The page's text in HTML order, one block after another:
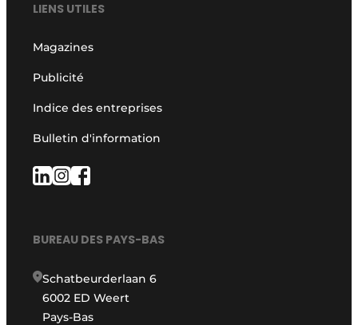
LIENS UTILES
Magazines
Publicité
Indice des entreprises
Bulletin d'information
BUREAU DES PAYS-BAS
Schatbeurderlaan 6
6002 ED Weert
Pays-Bas